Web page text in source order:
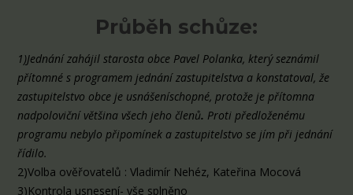
Průběh schůze:
1)Jednání zahájil starosta obce Pavel Polanka, který seznámil
přítomné s programem jednání zastupitelstva a konstatoval, že
zastupitelstvo obce je usnášeníschopné, protože je přítomna
nadpoloviční většina všech jeho členů. Proti předloženému
programu nebylo připomínek a zastupitelstvo se jím při jednání
řídilo.
2)Volba ověřovatelů : Vladimír Nehéz, Kateřina Mocová
3)Kontrola usnesení- vše splněno